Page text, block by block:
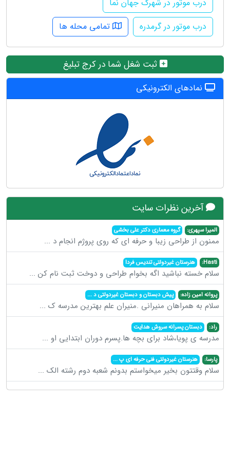
درب موتور در شهرک جهان نما
درب موتور در گرمدره
تمامی محله ها
ثبت شغل شما در کرج تبلیغ
نمادهای الکترونیکی
آخرین نظرات سایت
المیرا سپهری: گروه معماری دکتر علی بخشی
ممنون از طراحی زیبا و حرفه ای که روی پروژم انجام د ...
Hasti: هنرستان غیردولتی تندیس فردا
سلام خسته نباشید اگه بخوام طراحی و دوخت ثبت نام کن ...
پروانه امین زاده: پیش دبستان و دبستان غیردولتی د...
سلام به همراهان منیرانی .منیران علم بهترین مدرسه ک ...
راد: دبستان پسرانه سروش هدایت
مدرسه ی پویا،شاد برای بچه ها.پسرم دوران ابتدایی او ...
پارسا: هنرستان غیردولتی فنی حرفه ای پ...
سلام وقتتون بخیر میخواستم بدونم شعبه دوم رشته الک ...